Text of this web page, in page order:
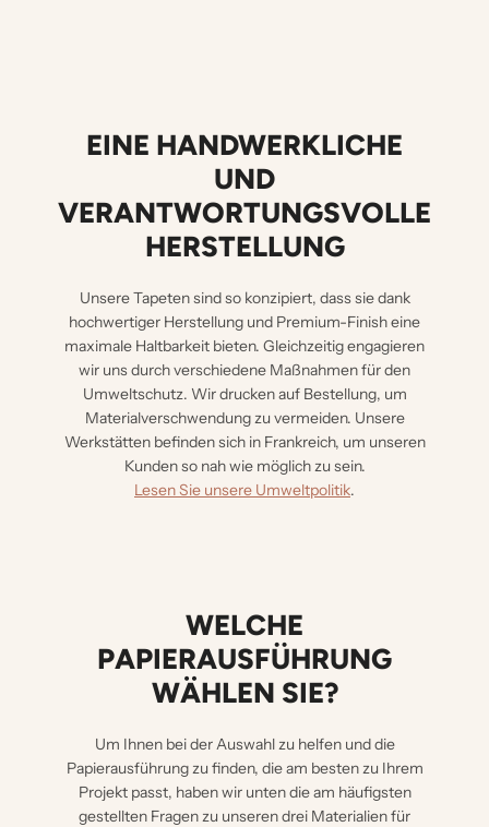
EINE HANDWERKLICHE
UND
VERANTWORTUNGSVOLLE
HERSTELLUNG
Unsere Tapeten sind so konzipiert, dass sie dank
hochwertiger Herstellung und Premium-Finish eine
maximale Haltbarkeit bieten. Gleichzeitig engagieren
wir uns durch verschiedene Maßnahmen für den
Umweltschutz. Wir drucken auf Bestellung, um
Materialverschwendung zu vermeiden. Unsere
Werkstätten befinden sich in Frankreich, um unseren
Kunden so nah wie möglich zu sein.
Lesen Sie unsere Umweltpolitik.
WELCHE
PAPIERAUSFÜHRUNG
WÄHLEN SIE?
Um Ihnen bei der Auswahl zu helfen und die
Papierausführung zu finden, die am besten zu Ihrem
Projekt passt, haben wir unten die am häufigsten
gestellten Fragen zu unseren drei Materialien für